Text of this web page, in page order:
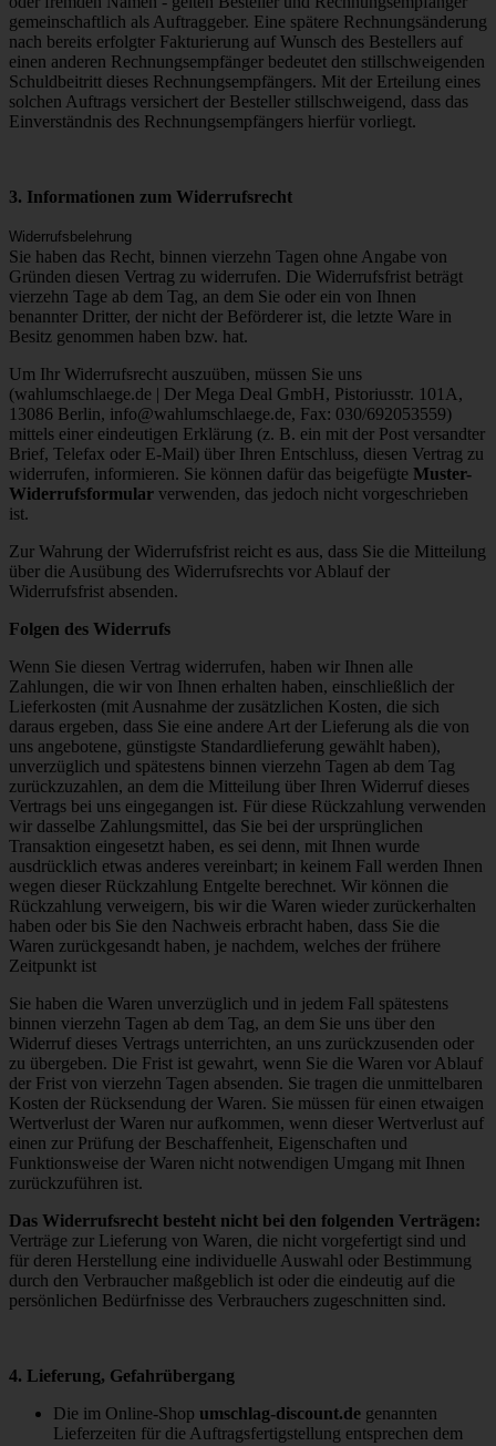
gemeinschaftlich als Auftraggeber. Eine spätere Rechnungsänderung
nach bereits erfolgter Fakturierung auf Wunsch des Bestellers auf
einen anderen Rechnungsempfänger bedeutet den stillschweigenden
Schuldbeitritt dieses Rechnungsempfängers. Mit der Erteilung eines
solchen Auftrags versichert der Besteller stillschweigend, dass das
Einverständnis des Rechnungsempfängers hierfür vorliegt.
3. Informationen zum Widerrufsrecht
Widerrufsbelehrung
Sie haben das Recht, binnen vierzehn Tagen ohne Angabe von
Gründen diesen Vertrag zu widerrufen. Die Widerrufsfrist beträgt
vierzehn Tage ab dem Tag, an dem Sie oder ein von Ihnen
benannter Dritter, der nicht der Beförderer ist, die letzte Ware in
Besitz genommen haben bzw. hat.
Um Ihr Widerrufsrecht auszuüben, müssen Sie uns
(wahlumschlaege.de | Der Mega Deal GmbH, Pistoriusstr. 101A,
13086 Berlin, info@wahlumschlaege.de, Fax: 030/692053559)
mittels einer eindeutigen Erklärung (z. B. ein mit der Post versandter
Brief, Telefax oder E-Mail) über Ihren Entschluss, diesen Vertrag zu
widerrufen, informieren. Sie können dafür das beigefügte Muster-
Widerrufsformular verwenden, das jedoch nicht vorgeschrieben
ist.
Zur Wahrung der Widerrufsfrist reicht es aus, dass Sie die Mitteilung
über die Ausübung des Widerrufsrechts vor Ablauf der
Widerrufsfrist absenden.
Folgen des Widerrufs
Wenn Sie diesen Vertrag widerrufen, haben wir Ihnen alle
Zahlungen, die wir von Ihnen erhalten haben, einschließlich der
Lieferkosten (mit Ausnahme der zusätzlichen Kosten, die sich
daraus ergeben, dass Sie eine andere Art der Lieferung als die von
uns angebotene, günstigste Standardlieferung gewählt haben),
unverzüglich und spätestens binnen vierzehn Tagen ab dem Tag
zurückzuzahlen, an dem die Mitteilung über Ihren Widerruf dieses
Vertrags bei uns eingegangen ist. Für diese Rückzahlung verwenden
wir dasselbe Zahlungsmittel, das Sie bei der ursprünglichen
Transaktion eingesetzt haben, es sei denn, mit Ihnen wurde
ausdrücklich etwas anderes vereinbart; in keinem Fall werden Ihnen
wegen dieser Rückzahlung Entgelte berechnet. Wir können die
Rückzahlung verweigern, bis wir die Waren wieder zurückerhalten
haben oder bis Sie den Nachweis erbracht haben, dass Sie die
Waren zurückgesandt haben, je nachdem, welches der frühere
Zeitpunkt ist
Sie haben die Waren unverzüglich und in jedem Fall spätestens
binnen vierzehn Tagen ab dem Tag, an dem Sie uns über den
Widerruf dieses Vertrags unterrichten, an uns zurückzusenden oder
zu übergeben. Die Frist ist gewahrt, wenn Sie die Waren vor Ablauf
der Frist von vierzehn Tagen absenden. Sie tragen die unmittelbaren
Kosten der Rücksendung der Waren. Sie müssen für einen etwaigen
Wertverlust der Waren nur aufkommen, wenn dieser Wertverlust auf
einen zur Prüfung der Beschaffenheit, Eigenschaften und
Funktionsweise der Waren nicht notwendigen Umgang mit Ihnen
zurückzuführen ist.
Das Widerrufsrecht besteht nicht bei den folgenden Verträgen:
Verträge zur Lieferung von Waren, die nicht vorgefertigt sind und
für deren Herstellung eine individuelle Auswahl oder Bestimmung
durch den Verbraucher maßgeblich ist oder die eindeutig auf die
persönlichen Bedürfnisse des Verbrauchers zugeschnitten sind.
4. Lieferung, Gefahrübergang
Die im Online-Shop umschlag-discount.de genannten
Lieferzeiten für die Auftragsfertigstellung entsprechen dem